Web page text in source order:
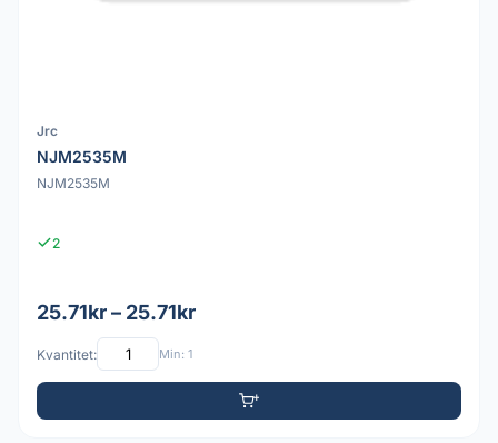
Jrc
NJM2535M
NJM2535M
2
25.71kr – 25.71kr
Kvantitet: Min: 1